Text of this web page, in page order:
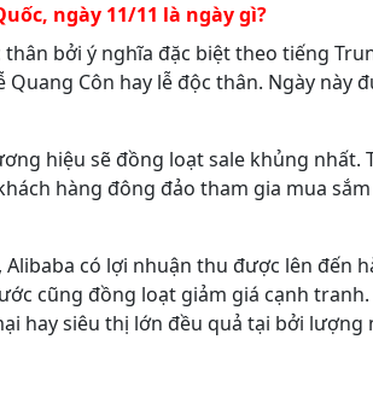
ngày 11/11 là ngày gì?
bởi ý nghĩa đặc biệt theo tiếng
Quang Côn hay lễ độc thân. Ngày
hiệu sẽ đồng loạt sale khủng
hàng đông đảo tham gia mua
có lợi nhuận thu được lên đến
cũng đồng loạt giảm giá cạnh
hay siêu thị lớn đều quả tại bởi